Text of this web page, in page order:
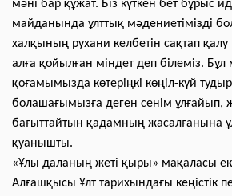
мәні бар құжат. Біз күткен бет бұрыс
майданында ұлттық мәдениетімізді
халқының рухани келбетін сақтап
алға қойылған міндет деп білеміз. Бұл
қоғамымызда көтеріңкі көңіл-күй
болашағымызға деген сенім ұлғайып,
бағыттайтын қадамның жасалғанына
қуанышты.
«Ұлы даланың жеті қыры» мақаласы
Алғашқысы Ұлт тарихындағы кеңістік